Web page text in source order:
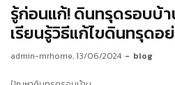
รู้ก่อนแก้! ดินทรุดรอบบ้า
เรียนรู้วิธีแก้ไขดินทรุดอ
by
admin-mrhome 13/06/2024 blog